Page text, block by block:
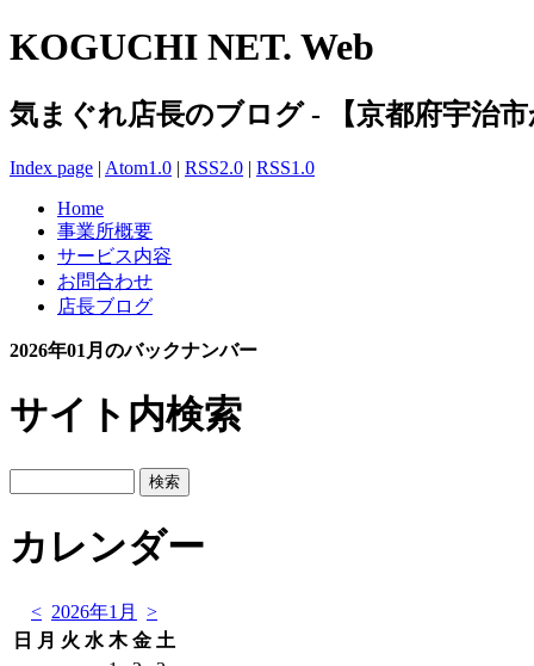
KOGUCHI NET. Web
気まぐれ店長のブログ - 【京都府宇治
Index page | Atom1.0 | RSS2.0 | RSS1.0
Home
事業所概要
サービス内容
お問合わせ
店長ブログ
2026年01月のバックナンバー
サイト内検索
カレンダー
< 2026年1月
>
日
月 火 水 木 金 土